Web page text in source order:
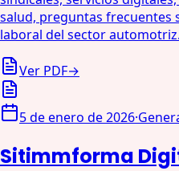
salud, preguntas frecuentes
laboral del sector automotriz.
Ver PDF→
5 de enero de 2026·
Sitimmforma